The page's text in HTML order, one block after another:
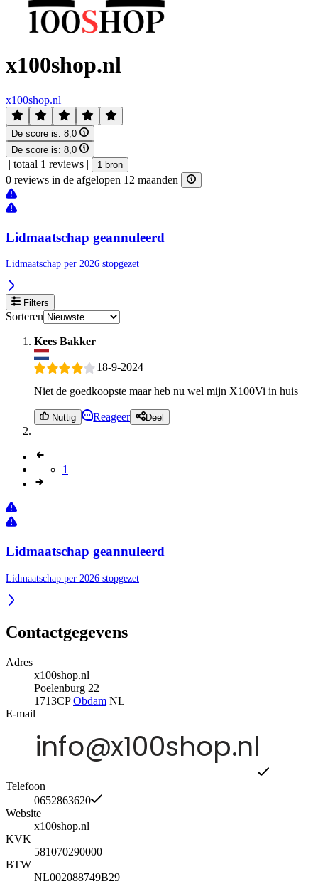
x100shop.nl
x100shop.nl
De score is: 8,0
De score is: 8,0
| totaal 1 reviews | 1 bron
0 reviews in de afgelopen 12 maanden
Lidmaatschap geannuleerd
Lidmaatschap per 2026 stopgezet
Filters
Sorteren
Kees Bakker
18-9-2024
Niet de goedkoopste maar heb nu wel mijn X100Vi in huis
Nuttig Reageer Deel
1
Lidmaatschap geannuleerd
Lidmaatschap per 2026 stopgezet
Contactgegevens
Adres
x100shop.nl
Poelenburg 22
1713CPObdam NL
E-mail
Telefoon
0652863620
Website
x100shop.nl
KVK
581070290000
BTW
NL002088749B29